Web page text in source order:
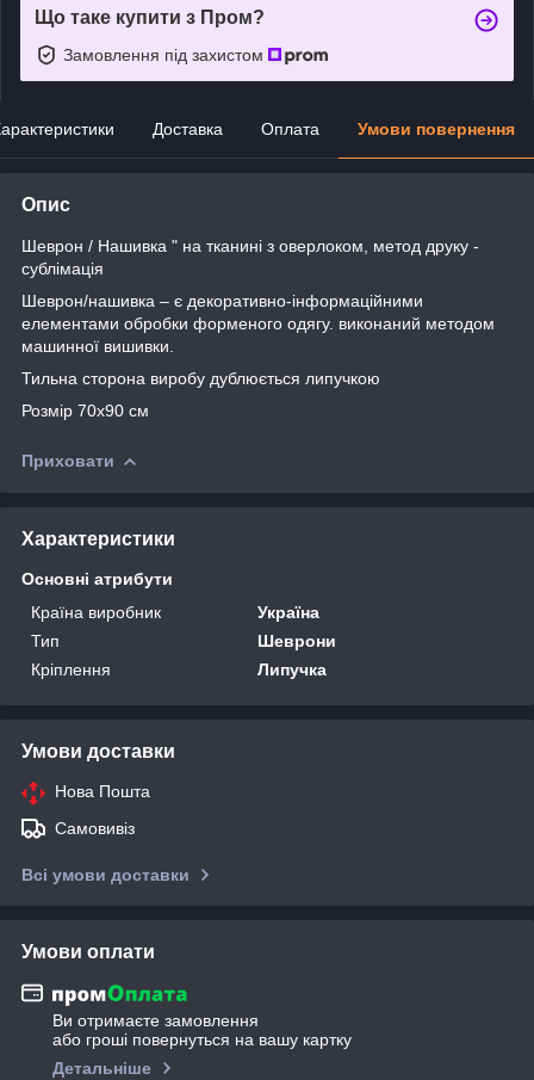
Що таке купити з Пром?
Замовлення під захистом
Доставка Оплата Умови повернення
Опис
Шеврон / Нашивка " на тканині з оверлоком, метод друку -
сублімація
Шеврон/нашивка – є декоративно-інформаційними
елементами обробки форменого одягу. виконаний методом
машинної вишивки.
Тильна сторона виробу дублюється липучкою
Розмір 70х90 см
Приховати
Характеристики
Основні атрибути
Країна виробник
Україна
Тип
Шеврони
Кріплення
Липучка
Умови доставки
Нова Пошта
Самовивіз
Всі умови доставки
Умови оплати
Ви отримаєте замовлення
або гроші повернуться на вашу картку
Детальніше